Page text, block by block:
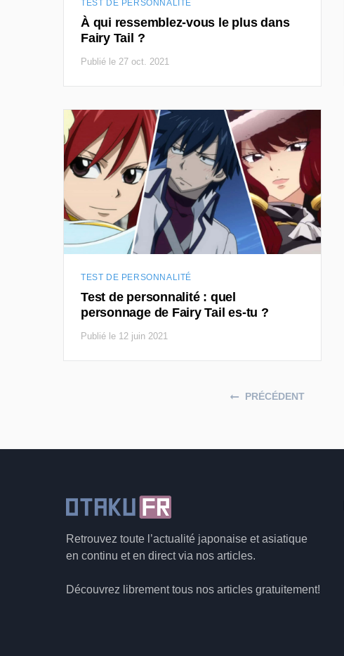
TEST DE PERSONNALITÉ
À qui ressemblez-vous le plus dans
Fairy Tail ?
Publié le 27 oct. 2021
TEST DE PERSONNALITÉ
Test de personnalité : quel
personnage de Fairy Tail es-tu ?
Publié le 12 juin 2021
PRÉCÉDENT
Retrouvez toute l’actualité japonaise et asiatique
en continu et en direct via nos articles.
Découvrez librement tous nos articles gratuitement!